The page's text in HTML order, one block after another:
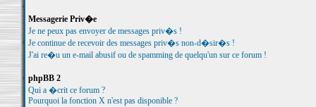
Messagerie Priv�e
Je ne peux pas envoyer de messages priv�s !
Je continue de recevoir des messages priv�s non-d�sir�s !
J'ai re�u un e-mail abusif ou de spamming de quelqu'un sur ce forum !
phpBB 2
Qui a �crit ce forum ?
Pourquoi la fonction X n'est pas disponible ?